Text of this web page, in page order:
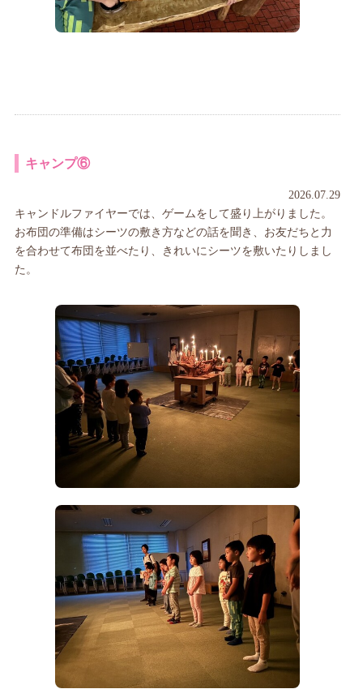
キャンプ⑥
2026.07.29
キャンドルファイヤーでは、ゲームをして盛り上がりました。
お布団の準備はシーツの敷き方などの話を聞き、お友だちと力
を合わせて布団を並べたり、きれいにシーツを敷いたりしまし
た。